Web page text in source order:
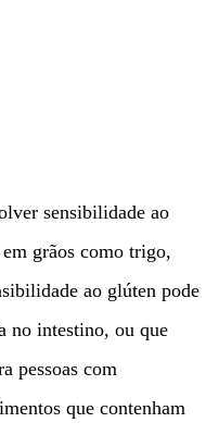
sensibilidade ao
grãos como trigo,
ao glúten pode
no intestino, ou que
pessoas com
que contenham